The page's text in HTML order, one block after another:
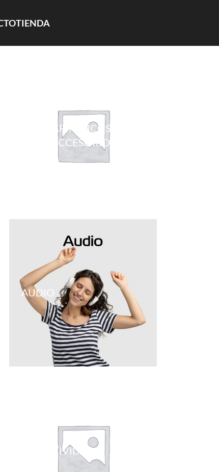
TIENDA
PERIFÉRICOS Y
ACCESORIOS
AUDIO
CONECTIVIDAD